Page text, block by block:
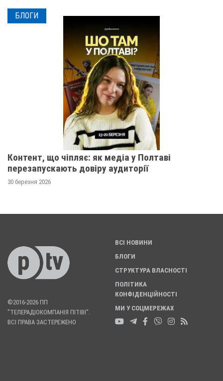
БЛОГИ
Контент, що чіпляє: як медіа у Полтаві
перезапускають довіру аудиторії
30 березня 2026
©2016-2026 ПП
"ТЕЛЕРАДІОКОМПАНІЯ ПІТІВІ".
ВСІ ПРАВА ЗАСТЕРЕЖЕНО
ВСІ НОВИНИ
БЛОГИ
СТРУКТУРА ВЛАСНОСТІ
ПОЛІТИКА
КОНФІДЕНЦІЙНОСТІ
МИ У СОЦМЕРЕЖАХ